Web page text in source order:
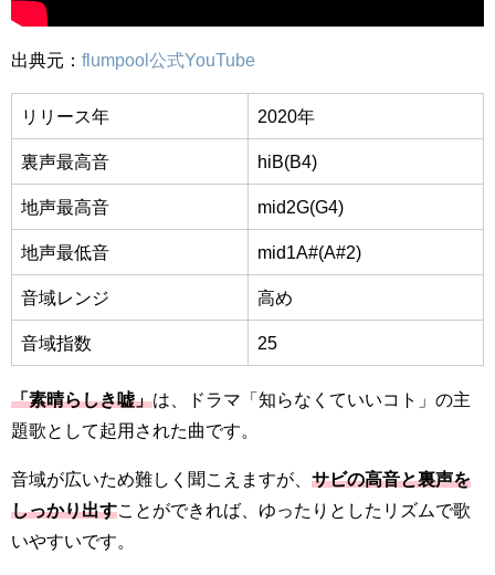
出典元： flumpool公式YouTube
リリース年 2020年
裏声最高音 hiB(B4)
地声最高音 mid2G(G4)
地声最低音 mid1A#(A#2)
音域レンジ 高め
音域指数 25
「素晴らしき嘘」は、ドラマ「知らなくていいコト」の主
題歌として起用された曲です。
音域が広いため難しく聞こえますが、 サビの高音と裏声を
しっかり出す ことができれば、ゆったりとしたリズムで歌
いやすいです。